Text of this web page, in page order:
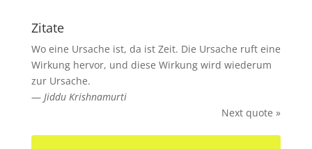
Zitate
Wo eine Ursache ist, da ist Zeit. Die Ursache ruft eine
Wirkung hervor, und diese Wirkung wird wiederum
zur Ursache.
— Jiddu Krishnamurti
Next quote »